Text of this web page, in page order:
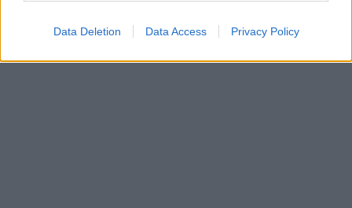
Data Deletion Data Access Privacy Policy